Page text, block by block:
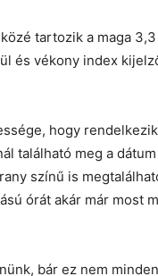
tartozik a maga
és vékony index
hogy
található meg a
színű is
órát akár már most
bár ez nem